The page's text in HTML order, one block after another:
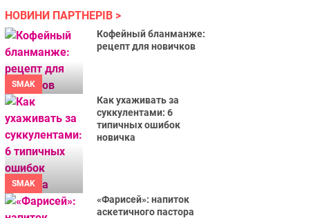
НОВИНИ ПАРТНЕРІВ
SMAK
Кофейный бланманже:
рецепт для новичков
SMAK
Как ухаживать за
суккулентами: 6
типичных ошибок
новичка
«Фарисей»: напиток
аскетичного пастора